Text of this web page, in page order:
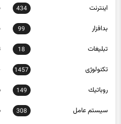
بدافزار 99
تبلیغات 18
تکنولوژی 1457
روباتيك 149
سيستم عامل 308
شبكه و امنيت 12